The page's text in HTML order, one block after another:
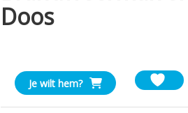
Doos
Playmobil
4621
Brandweerman
Je wilt hem?